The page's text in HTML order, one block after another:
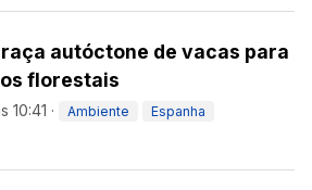
autóctone de vacas para
florestais
10:41 · Ambiente Espanha